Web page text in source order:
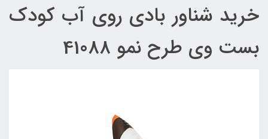
خرید شناور بادی روی آب کودک
بست وی طرح نمو 41088